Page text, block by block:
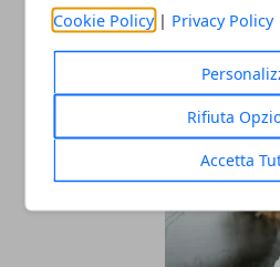
Cookie Policy | Privacy Policy
Rifiuta
Accetta
ARTICOLI CORRELATI